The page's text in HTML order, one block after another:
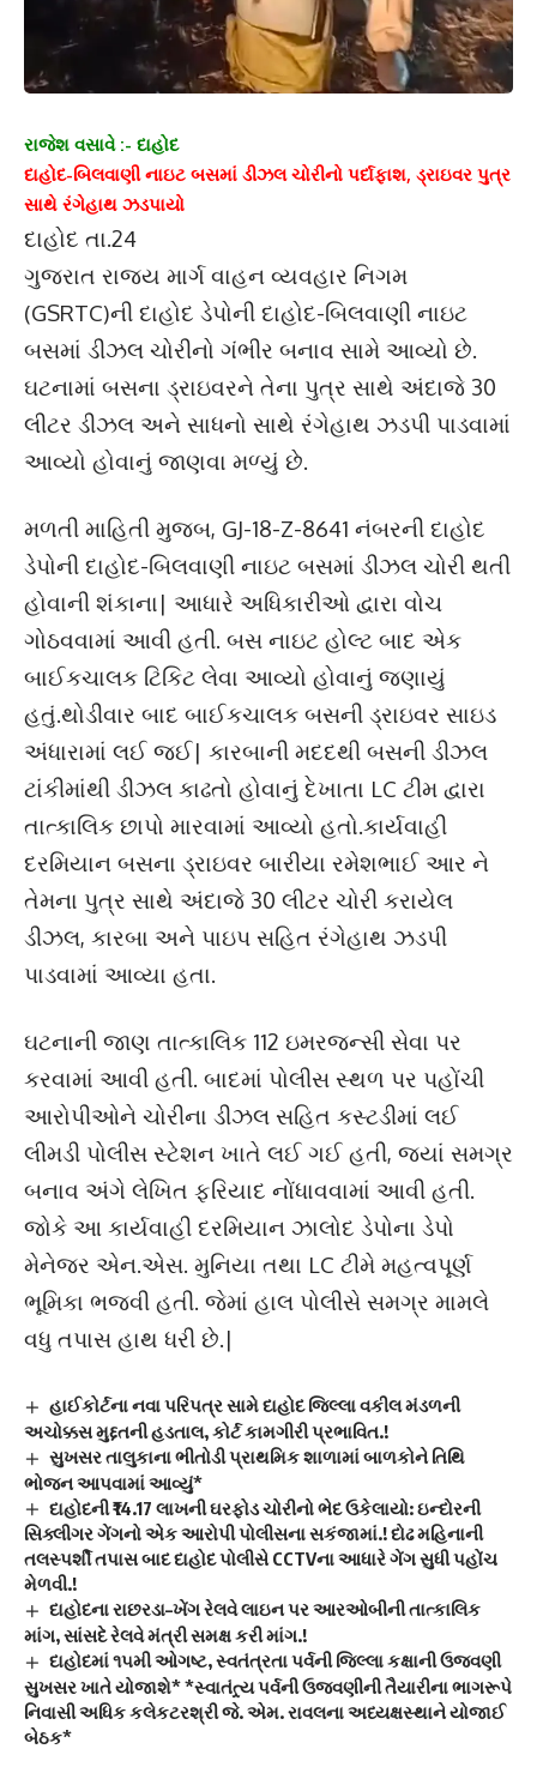
રાજેશ વસાવે :- દાહોદ
દાહોદ-બિલવાણી નાઇટ બસમાં ડીઝલ ચોરીનો પર્દાફાશ, ડ્રાઇવર પુત્ર
સાથે રંગેહાથ ઝડપાયો
દાહોદ તા.24
ગુજરાત રાજ્ય માર્ગ વાહન વ્યવહાર નિગમ
(GSRTC)ની દાહોદ ડેપોની દાહોદ-બિલવાણી નાઇટ
બસમાં ડીઝલ ચોરીનો ગંભીર બનાવ સામે આવ્યો છે.
ઘટનામાં બસના ડ્રાઇવરને તેના પુત્ર સાથે અંદાજે 30
લીટર ડીઝલ અને સાધનો સાથે રંગેહાથ ઝડપી પાડવામાં
આવ્યો હોવાનું જાણવા મળ્યું છે.
મળતી માહિતી મુજબ, GJ-18-Z-8641 નંબરની દાહોદ
ડેપોની દાહોદ-બિલવાણી નાઇટ બસમાં ડીઝલ ચોરી થતી
હોવાની શંકાના| આધારે અધિકારીઓ દ્વારા વોચ
ગોઠવવામાં આવી હતી. બસ નાઇટ હોલ્ટ બાદ એક
બાઈકચાલક ટિકિટ લેવા આવ્યો હોવાનું જણાયું
હતું.થોડીવાર બાદ બાઈકચાલક બસની ડ્રાઇવર સાઇડ
અંધારામાં લઈ જઈ| કારબાની મદદથી બસની ડીઝલ
ટાંકીમાંથી ડીઝલ કાઢતો હોવાનું દેખાતા LC ટીમ દ્વારા
તાત્કાલિક છાપો મારવામાં આવ્યો હતો.કાર્યવાહી
દરમિયાન બસના ડ્રાઇવર બારીયા રમેશભાઈ આર ને
તેમના પુત્ર સાથે અંદાજે 30 લીટર ચોરી કરાયેલ
ડીઝલ, કારબા અને પાઇપ સહિત રંગેહાથ ઝડપી
પાડવામાં આવ્યા હતા.
ઘટનાની જાણ તાત્કાલિક 112 ઇમરજન્સી સેવા પર
કરવામાં આવી હતી. બાદમાં પોલીસ સ્થળ પર પહોંચી
આરોપીઓને ચોરીના ડીઝલ સહિત કસ્ટડીમાં લઈ
લીમડી પોલીસ સ્ટેશન ખાતે લઈ ગઈ હતી, જ્યાં સમગ્ર
બનાવ અંગે લેખિત ફરિયાદ નોંધાવવામાં આવી હતી.
જોકે આ કાર્યવાહી દરમિયાન ઝાલોદ ડેપોના ડેપો
મેનેજર એન.એસ. મુનિયા તથા LC ટીમે મહત્વપૂર્ણ
ભૂમિકા ભજવી હતી. જેમાં હાલ પોલીસે સમગ્ર મામલે
વધુ તપાસ હાથ ધરી છે.|
હાઈકોર્ટના નવા પરિપત્ર સામે દાહોદ જિલ્લા વકીલ મંડળની
અચોક્કસ મુદ્દતની હડતાલ, કોર્ટ કામગીરી પ્રભાવિત.!
સુખસર તાલુકાના ભીતોડી પ્રાથમિક શાળામાં બાળકોને તિથિ
ભોજન આપવામાં આવ્યું*
દાહોદની ₹14.17 લાખની ઘરફોડ ચોરીનો ભેદ ઉકેલાયો: ઇન્દોરની
સિક્લીગર ગેંગનો એક આરોપી પોલીસના સકંજામાં.! દોઢ મહિનાની
તલસ્પર્શી તપાસ બાદ દાહોદ પોલીસે CCTVના આધારે ગેંગ સુધી પહોંચ
મેળવી.!
દાહોદના રાછરડા–ખેંગ રેલવે લાઇન પર આરઓબીની તાત્કાલિક
માંગ, સાંસદે રેલવે મંત્રી સમક્ષ કરી માંગ.!
દાહોદમાં ૧૫મી ઓગષ્ટ, સ્વતંત્રતા પર્વની જિલ્લા કક્ષાની ઉજવણી
સુખસર ખાતે યોજાશે* *સ્વાતંત્ર્ય પર્વની ઉજવણીની તૈયારીના ભાગરૂપે
નિવાસી અધિક કલેકટરશ્રી જે. એમ. રાવલના અધ્યક્ષસ્થાને યોજાઈ
બેઠક*